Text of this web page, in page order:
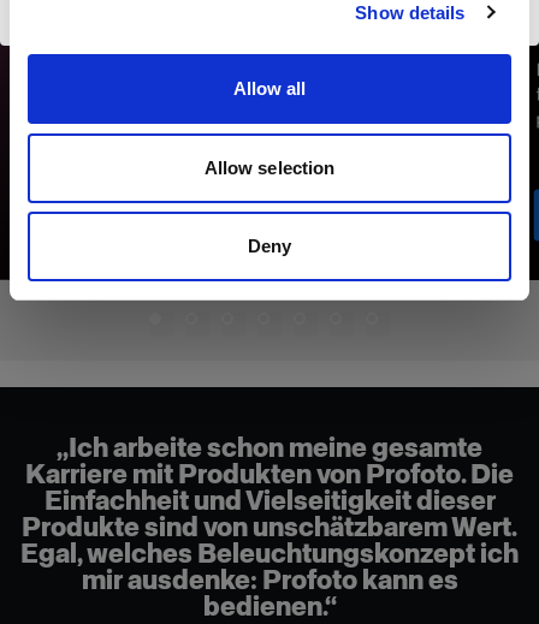
Show details
Allow all
Allow selection
Deny
„Ich arbeite schon meine gesamte
Karriere mit Produkten von Profoto. Die
Einfachheit und Vielseitigkeit dieser
Produkte sind von unschätzbarem Wert.
Egal, welches Beleuchtungskonzept ich
mir ausdenke: Profoto kann es
bedienen.“